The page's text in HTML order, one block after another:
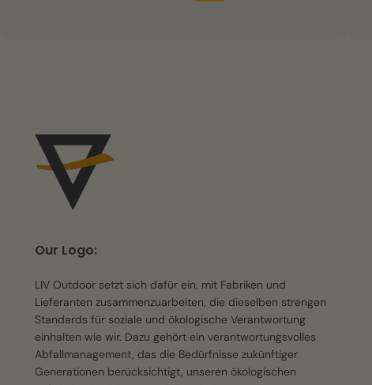
Our Logo:
LIV Outdoor setzt sich dafür ein, mit Fabriken und
Lieferanten zusammenzuarbeiten, die dieselben strengen
Standards für soziale und ökologische Verantwortung
einhalten wie wir. Dazu gehört ein verantwortungsvolles
Abfallmanagement, das die Bedürfnisse zukünftiger
Generationen berücksichtigt, unseren ökologischen